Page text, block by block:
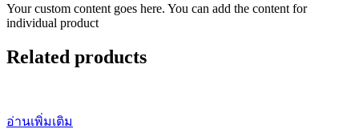
Your custom content goes here. You can add the content for
individual product
Related products
อ่านเพิ่มเติม